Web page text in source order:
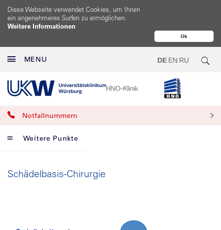
Ok
Diese Webseite verwendet Cookies, um Ihnen
ein angenehmeres Surfen zu ermöglichen.
Weitere Informationen
MENU DE EN RU
Notfallnummern
Weitere Punkte
Schädelbasis-Chirurgie